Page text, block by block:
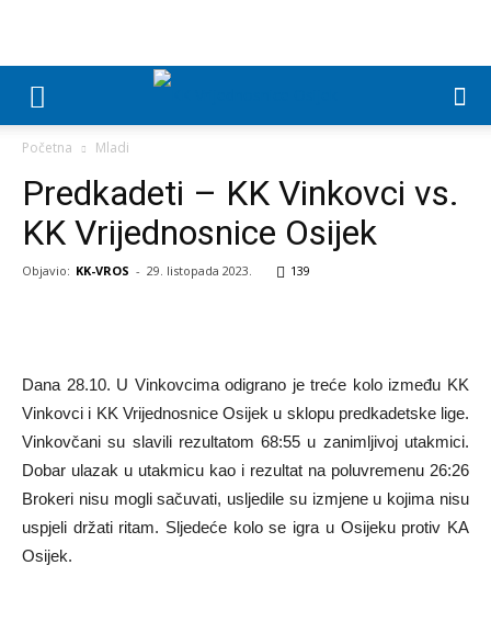
Početna Mladi
Predkadeti – KK Vinkovci vs.
KK Vrijednosnice Osijek
Objavio: KK-VROS - 29. listopada 2023. 139
Dana 28.10. U Vinkovcima odigrano je treće kolo između KK
Vinkovci i KK Vrijednosnice Osijek u sklopu predkadetske lige.
Vinkovčani su slavili rezultatom 68:55 u zanimljivoj utakmici.
Dobar ulazak u utakmicu kao i rezultat na poluvremenu 26:26
Brokeri nisu mogli sačuvati, usljedile su izmjene u kojima nisu
uspjeli držati ritam. Sljedeće kolo se igra u Osijeku protiv KA
Osijek.